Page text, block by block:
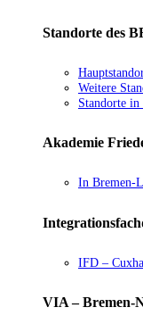
Standorte des
Weitere
Standorte in
Akademie
In Bremen-
IFD –
VIA – Bremen-